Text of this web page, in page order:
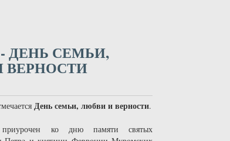
ДЕНЬ СЕМЬИ,
День семьи, любви и верности.
ко дню памяти святых